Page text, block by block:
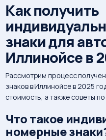
Как получить
знаки для
Иллинойсе в
Рассмотрим процесс
знаков в Иллинойсе в 2025
стоимость, а также советы
Что такое
номерные